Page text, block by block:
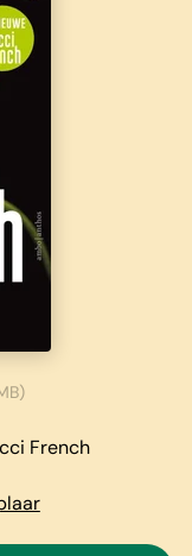
French